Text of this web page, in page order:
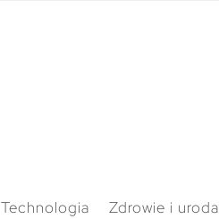
Technologia Zdrowie i uroda